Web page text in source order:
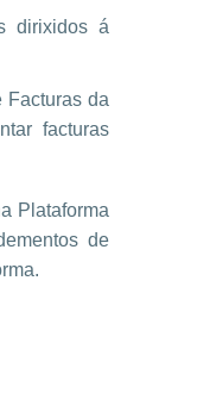
dirixidos á
Facturas da
facturas
Plataforma
de
.